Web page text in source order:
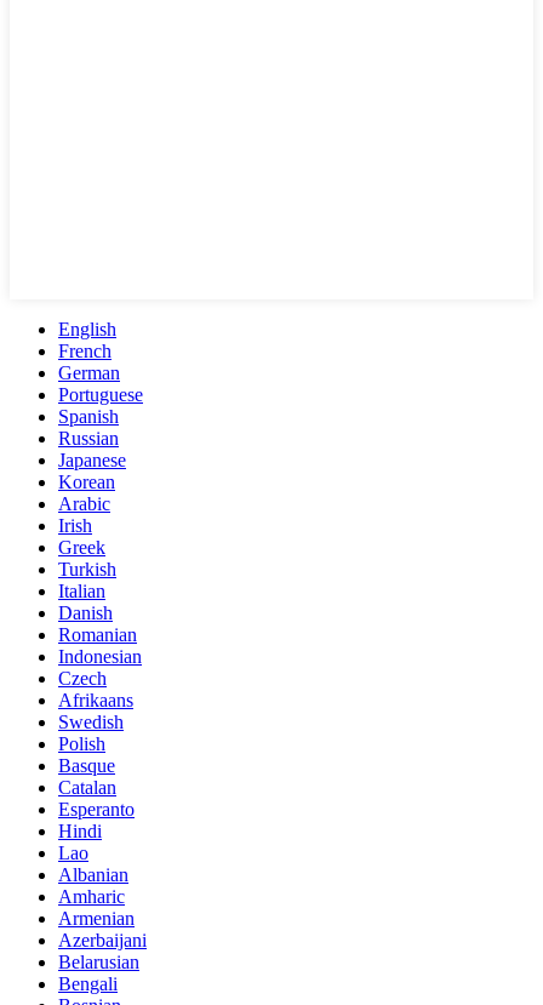
English
French
German
Portuguese
Spanish
Russian
Japanese
Korean
Arabic
Irish
Greek
Turkish
Italian
Danish
Romanian
Indonesian
Czech
Afrikaans
Swedish
Polish
Basque
Catalan
Esperanto
Hindi
Lao
Albanian
Amharic
Armenian
Azerbaijani
Belarusian
Bengali